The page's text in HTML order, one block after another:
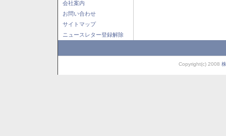
会社案内
お問い合わせ
サイトマップ
ニュースレター登録解除
Copyright(c) 2008